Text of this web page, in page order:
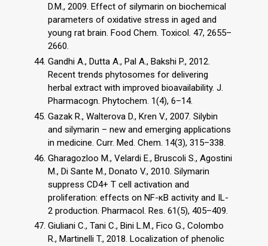
D.M., 2009. Effect of silymarin on biochemical
parameters of oxidative stress in aged and
young rat brain. Food Chem. Toxicol. 47, 2655–
2660.
Gandhi A., Dutta A., Pal A., Bakshi P., 2012.
Recent trends phytosomes for delivering
herbal extract with improved bioavailability. J.
Pharmacogn. Phytochem. 1(4), 6–14.
Gazak R., Walterova D., Kren V., 2007. Silybin
and silymarin – new and emerging applications
in medicine. Curr. Med. Chem. 14(3), 315–338.
Gharagozloo M., Velardi E., Bruscoli S., Agostini
M., Di Sante M., Donato V., 2010. Silymarin
suppress CD4+ T cell activation and
proliferation: effects on NF-κB activity and IL-
2 production. Pharmacol. Res. 61(5), 405–409.
Giuliani C., Tani C., Bini L.M., Fico G., Colombo
R., Martinelli T., 2018. Localization of phenolic